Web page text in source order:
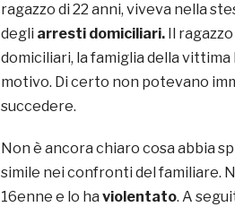
ragazzo di 22 anni, viveva nella
degli arresti domiciliari. Il
domiciliari, la famiglia della
motivo. Di certo non potevano
succedere.
Non è ancora chiaro cosa abbia
simile nei confronti del familiare.
16enne e lo ha violentato. A